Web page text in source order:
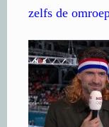
zelfs de